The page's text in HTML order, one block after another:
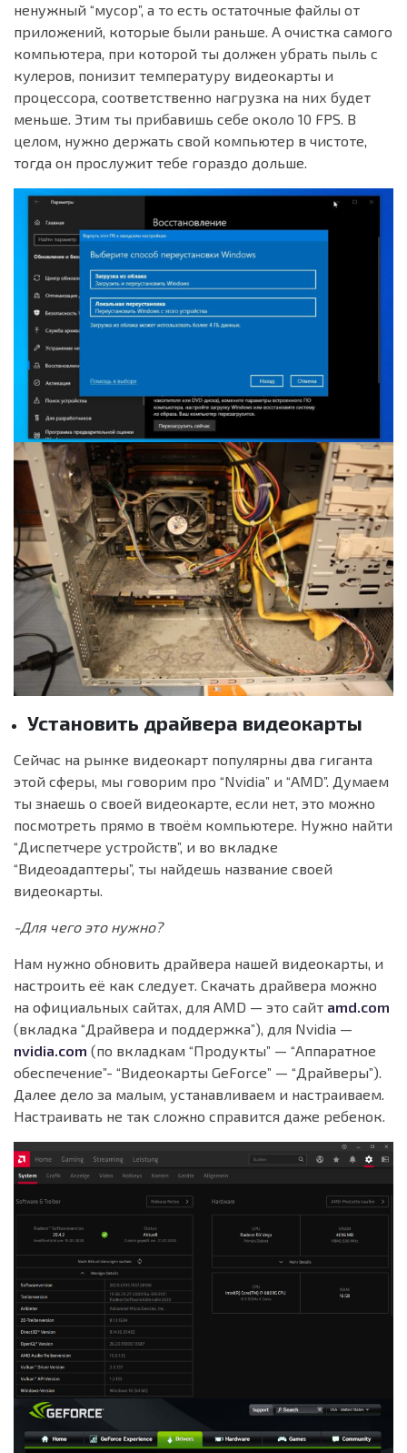
ненужный “мусор”, а то есть остаточные файлы от
приложений, которые были раньше. А очистка самого
компьютера, при которой ты должен убрать пыль с
кулеров, понизит температуру видеокарты и
процессора, соответственно нагрузка на них будет
меньше. Этим ты прибавишь себе около 10 FPS. В
целом, нужно держать свой компьютер в чистоте,
тогда он прослужит тебе гораздо дольше.
Установить драйвера видеокарты
Сейчас на рынке видеокарт популярны два гиганта
этой сферы, мы говорим про “Nvidia” и “AMD”. Думаем
ты знаешь о своей видеокарте, если нет, это можно
посмотреть прямо в твоём компьютере. Нужно найти
“Диспетчере устройств”, и во вкладке
“Видеоадаптеры”, ты найдешь название своей
видеокарты.
-Для чего это нужно?
Нам нужно обновить драйвера нашей видеокарты, и
настроить её как следует. Скачать драйвера можно
на официальных сайтах, для AMD — это сайт amd.com
(вкладка “Драйвера и поддержка”), для Nvidia —
nvidia.com (по вкладкам “Продукты” — “Аппаратное
обеспечение”- “Видеокарты GeForce” — “Драйверы”).
Далее дело за малым, устанавливаем и настраиваем.
Настраивать не так сложно справится даже ребенок.